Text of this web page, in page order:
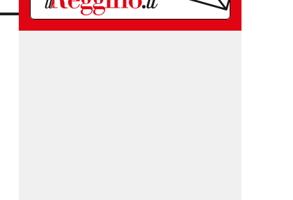
lacplay.it
lacitymag.it